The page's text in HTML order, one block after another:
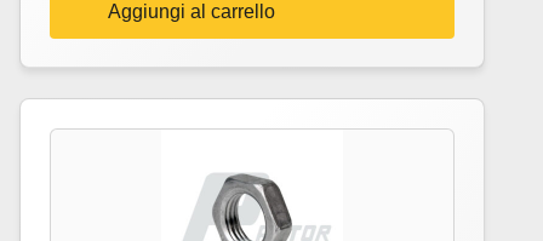
Aggiungi al carrello